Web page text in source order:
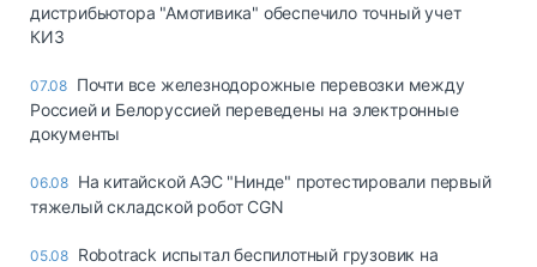
дистрибьютора "Амотивика" обеспечило точный учет
КИЗ
07.08 Почти все железнодорожные перевозки между
Россией и Белоруссией переведены на электронные
документы
06.08 На китайской АЭС "Нинде" протестировали первый
тяжелый складской робот CGN
05.08 Robotrack испытал беспилотный грузовик на